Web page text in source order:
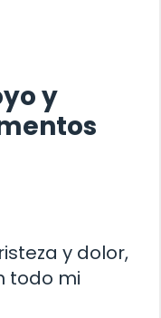
y
y dolor,
todo mi